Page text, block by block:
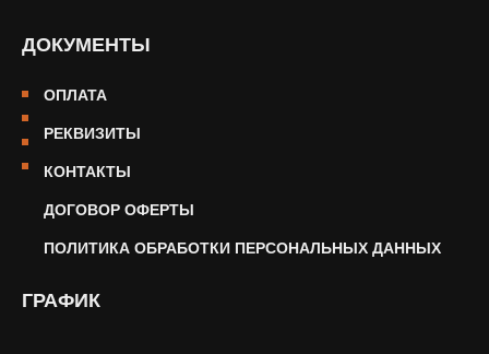
ДОКУМЕНТЫ
ОПЛАТА
РЕКВИЗИТЫ
КОНТАКТЫ
ДОГОВОР ОФЕРТЫ
ПОЛИТИКА ОБРАБОТКИ ПЕРСОНАЛЬНЫХ ДАННЫХ
ГРАФИК